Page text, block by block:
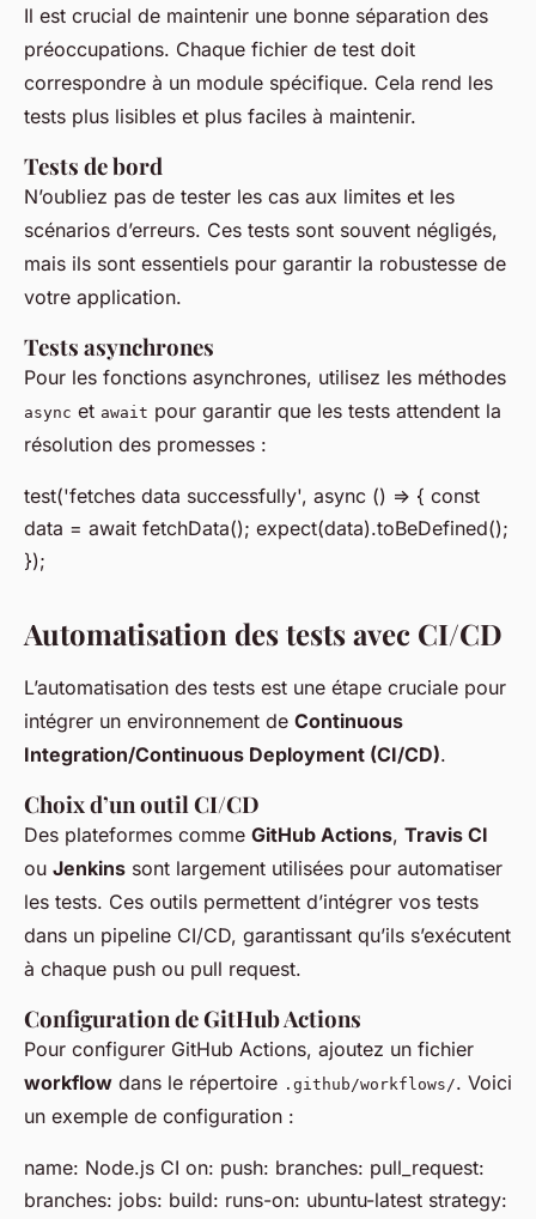
Il est crucial de maintenir une bonne séparation des
préoccupations. Chaque fichier de test doit
correspondre à un module spécifique. Cela rend les
tests plus lisibles et plus faciles à maintenir.
Tests de bord
N’oubliez pas de tester les cas aux limites et les
scénarios d’erreurs. Ces tests sont souvent négligés,
mais ils sont essentiels pour garantir la robustesse de
votre application.
Tests asynchrones
Pour les fonctions asynchrones, utilisez les méthodes
async et await pour garantir que les tests attendent la
résolution des promesses :
test('fetches data successfully', async () => { const
data = await fetchData(); expect(data).toBeDefined();
});
Automatisation des tests avec CI/CD
L’automatisation des tests est une étape cruciale pour
intégrer un environnement de Continuous
Integration/Continuous Deployment (CI/CD).
Choix d’un outil CI/CD
Des plateformes comme GitHub Actions, Travis CI
ou Jenkins sont largement utilisées pour automatiser
les tests. Ces outils permettent d’intégrer vos tests
dans un pipeline CI/CD, garantissant qu’ils s’exécutent
à chaque push ou pull request.
Configuration de GitHub Actions
Pour configurer GitHub Actions, ajoutez un fichier
workflow dans le répertoire .github/workflows/. Voici
un exemple de configuration :
name: Node.js CI on: push: branches: pull_request:
branches: jobs: build: runs-on: ubuntu-latest strategy: